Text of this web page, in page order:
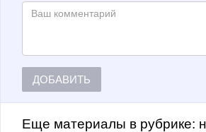
ДОБАВИТЬ
Еще материалы в рубрике: